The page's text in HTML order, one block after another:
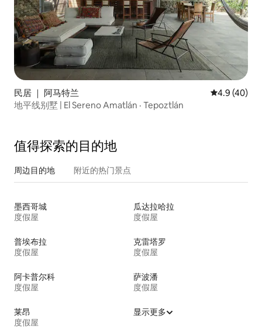
民居 ｜ 阿马特兰 平均评分
4.9 (40)
地平线别墅 | El Sereno Amatlán · Tepoztlán
值得探索的目的地
周边目的地 附近的热门景点
墨西哥城
度假屋
瓜达拉哈拉
度假屋
普埃布拉
度假屋
克雷塔罗
度假屋
阿卡普尔科
度假屋
萨波潘
度假屋
莱昂
度假屋
显示更多